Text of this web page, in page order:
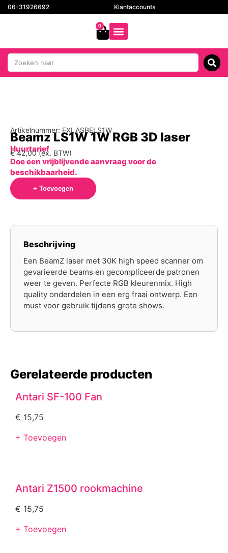
06-31926692 Klantaccounts
0
Artikelnummer: FXLASBELS1W
Beamz LS1W 1W RGB 3D laser
Huurtarief
€42,00(ex. BTW)
Doe een vrijblijvende aanvraag voor de
beschikbaarheid.
+ Toevoegen
Beschrijving
Een BeamZ laser met 30K high speed scanner om
gevarieerde beams en gecompliceerde patronen
weer te geven. Perfecte RGB kleurenmix. High
quality onderdelen in een erg fraai ontwerp. Een
must voor gebruik tijdens grote shows.
Gerelateerde producten
Antari SF-100 Fan
€ 15,75
+ Toevoegen
Antari Z1500 rookmachine
€ 15,75
+ Toevoegen